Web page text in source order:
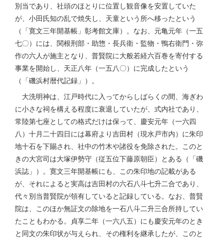
別当であり、社頭のほとりに位置し観音像を安置していた
が、小田氏知の乱で焼失し、天童という所へ移ったという
（「寛文三年開基帳」彰考館文庫）。なお、元亀元年（一五
七〇）には、関根刑部・助惣・長兵衛・監物・鴨右衛門・弥
作の六人が施主となり、普賢院に大般若経六百巻を寄付する
事業を開始し、天正八年（一五八〇）に完成したという
（「磯浜村暦代記録」）。
大洗明神は、江戸時代に入ってからしばらくの間、海ぎわ
に小さな祠を構える程度に衰退していたが、式内社であり、
常陸第七座としての格式だけは保って、慶安元年（一六四
八）十月二十四日には幕府より吉田村（現水戸市内）に朱印
地十石を下賜され、社中の竹木や諸役を免除された。このと
きの大宮司は大塚伊勢守（従五位下藤原朝臣）とある（「磯
浜誌」）。寛文三年開基帳にも、この朱印地の記載がある
が、それによると実高は吉田村の六石八斗七升二合であり、
代々別当普賢院が領有していると記録している。なお、普賢
院は、このほか無証文の除地を一石八斗二升三合所持してい
たこともわかる。貞享二年（一六八五）にも慶安元年のとき
と同文の朱印状が与えられ、その権利を継承したが、このと